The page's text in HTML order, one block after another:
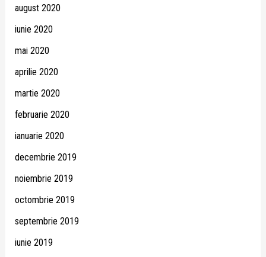
august 2020
iunie 2020
mai 2020
aprilie 2020
martie 2020
februarie 2020
ianuarie 2020
decembrie 2019
noiembrie 2019
octombrie 2019
septembrie 2019
iunie 2019